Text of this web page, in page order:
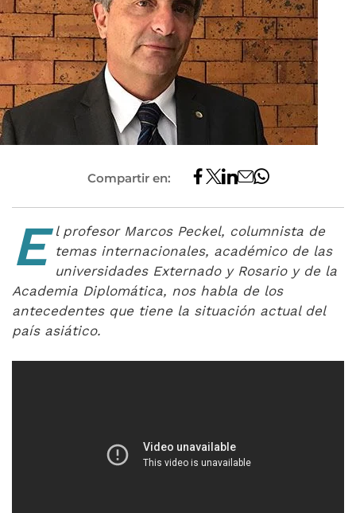
Compartir en:
E l profesor Marcos Peckel, columnista de
temas internacionales, académico de las
universidades Externado y Rosario y de la
Academia Diplomática, nos habla de los
antecedentes que tiene la situación actual del
país asiático.